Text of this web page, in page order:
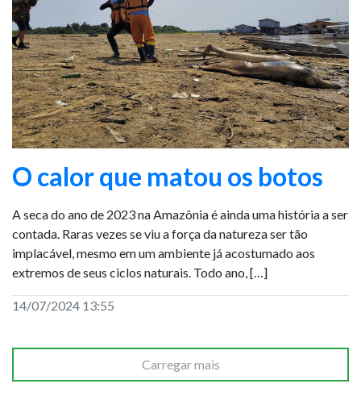
O calor que matou os botos
A seca do ano de 2023 na Amazônia é ainda uma história a ser
contada. Raras vezes se viu a força da natureza ser tão
implacável, mesmo em um ambiente já acostumado aos
extremos de seus ciclos naturais. Todo ano, […]
14/07/2024 13:55
Carregar mais